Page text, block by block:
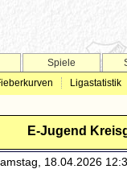
Ligastatistik
Spiele
E-Jugend
18.04.2026